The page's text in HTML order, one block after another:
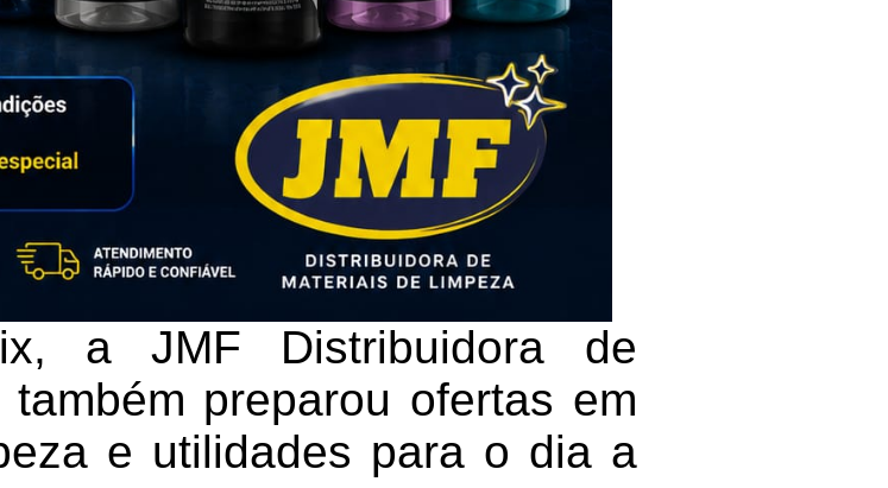
a JMF Distribuidora de
preparou ofertas em
e utilidades para o dia a